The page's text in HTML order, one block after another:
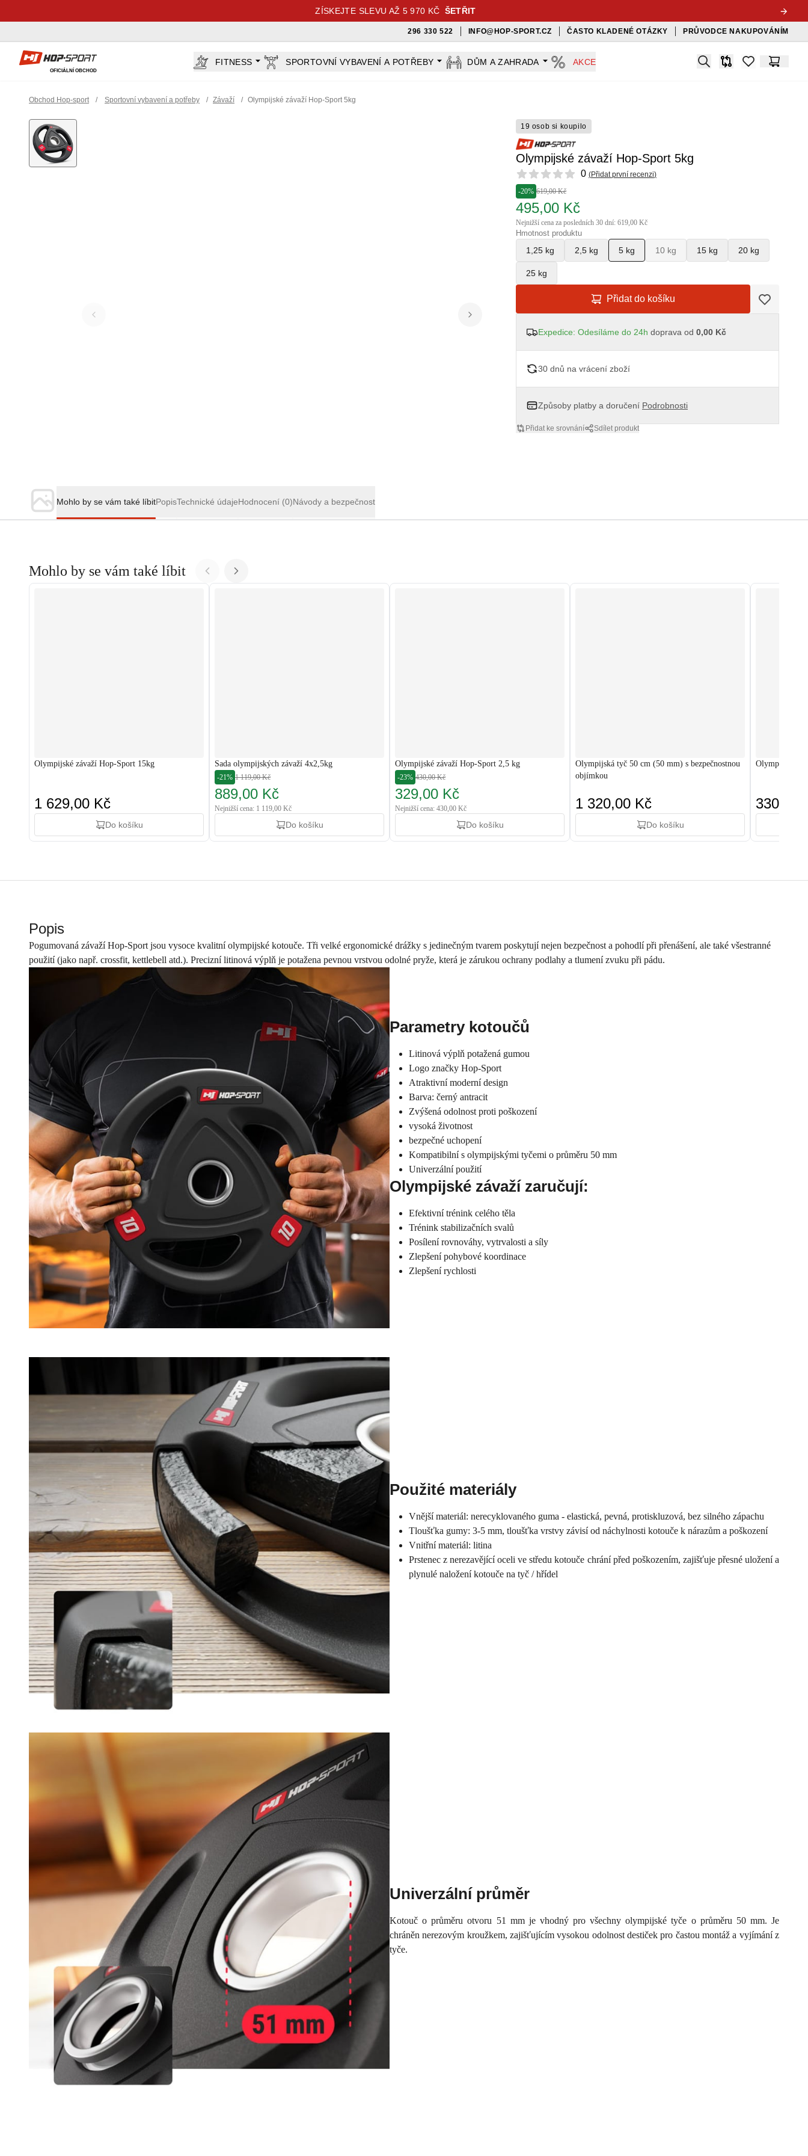
ZÍSKEJTE SLEVU AŽ 5 970 KČ ŠETŘIT
296 330 522 INFO@HOP-SPORT.CZ ČASTO KLADENÉ OTÁZKY PRŮVODCE NAKUPOVÁNÍM
Hop-Sport.cz
OFICIÁLNÍ OBCHOD
FITNESS SPORTOVNÍ VYBAVENÍ A POTŘEBY DŮM A ZAHRADA AKCE Search
Srovnávačitems inKošík
Obchod Hop-sport / Sportovní vybavení a potřeby / Závaží / Olympijské závaží Hop-Sport 5kg
19 osob si koupilo
Olympijské závaží Hop-Sport 5kg
Reviews 0 (Přidat první recenzi)
-20% 619,00 Kč
495,00 Kč
Nejnižší cena za posledních 30 dní: 619,00 Kč
Hmotnost produktu
1,25 kg 2,5 kg 5 kg 10 kg 15 kg 20 kg
25 kg
Přidat do košíku
Expedice: Odesíláme do 24h doprava od 0,00 Kč
30 dnů na vrácení zboží
Způsoby platby a doručení Podrobnosti
Přidat ke srovnání Sdílet produkt
Mohlo by se vám také líbitPopisTechnické údajeHodnocení (0)Návody a bezpečnost
Mohlo by se vám také líbit
Olympijské závaží Hop-Sport 15kg
1 629,00 Kč
Do košíku
Sada olympijských závaží 4x2,5kg
-21% 1 119,00 Kč
889,00 Kč
Nejnižší cena: 1 119,00 Kč
Do košíku
Olympijské závaží Hop-Sport 2,5 kg
-23% 430,00 Kč
329,00 Kč
Nejnižší cena: 430,00 Kč
Do košíku
Olympijská tyč 50 cm (50 mm) s bezpečnostnou
objímkou
1 320,00 Kč
Do košíku
Olympijské
330,00
Popis
Pogumovaná závaží Hop-Sport jsou vysoce kvalitní olympijské kotouče. Tři velké ergonomické drážky s jedinečným tvarem poskytují nejen bezpečnost a pohodlí při přenášení, ale také všestranné
použití (jako např. crossfit, kettlebell atd.). Precizní litinová výplň je potažena pevnou vrstvou odolné pryže, která je zárukou ochrany podlahy a tlumení zvuku při pádu.
Parametry kotoučů
Litinová výplň potažená gumou
Logo značky Hop-Sport
Atraktivní moderní design
Barva: černý antracit
Zvýšená odolnost proti poškození
vysoká životnost
bezpečné uchopení
Kompatibilní s olympijskými tyčemi o průměru 50 mm
Univerzální použití
Olympijské závaží zaručují:
Efektivní trénink celého těla
Trénink stabilizačních svalů
Posílení rovnováhy, vytrvalosti a síly
Zlepšení pohybové koordinace
Zlepšení rychlosti
Použité materiály
Vnější materiál: nerecyklovaného guma - elastická, pevná, protiskluzová, bez silného zápachu
Tloušťka gumy: 3-5 mm, tloušťka vrstvy závisí od náchylnosti kotouče k nárazům a poškození
Vnitřní materiál: litina
Prstenec z nerezavějící oceli ve středu kotouče chrání před poškozením, zajišťuje přesné uložení a
plynulé naložení kotouče na tyč / hřídel
Univerzální průměr
Kotouč o průměru otvoru 51 mm je vhodný pro všechny olympijské tyče o průměru 50 mm. Je
chráněn nerezovým kroužkem, zajišťujícím vysokou odolnost destiček pro častou montáž a vyjímání z
tyče.